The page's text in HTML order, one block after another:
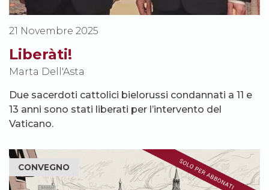
21 Novembre 2025
Liberàti!
Marta Dell'Asta
Due sacerdoti cattolici bielorussi condannati a 11 e
13 anni sono stati liberati per l’intervento del
Vaticano.
CONVEGNO